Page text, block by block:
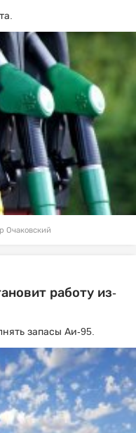
Очаковский
работу из-
запасы Аи-95.